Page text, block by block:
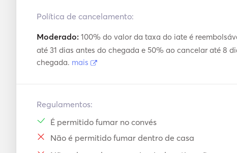
Política de cancelamento:
Moderado: 100% do valor da taxa do iate é
até 31 dias antes do chegada e 50% ao cancelar até 8
chegada. mais
Regulamentos:
É permitido fumar no convés
Não é permitido fumar dentro de casa